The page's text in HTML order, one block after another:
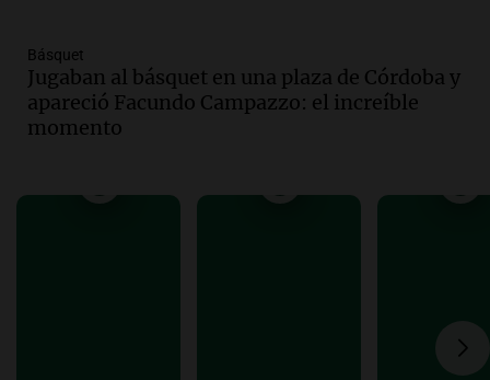
Audio. Carolina Losada: "Faltó que el
oficialismo la explique mejor" sobre la
ley de propiedad privada
Informados al regreso
Audio.Debate en el Senado y protesta
Manifestación en Rosario contra
la ley de Propiedad Privada debatida en
Básquet
Jugaban al básquet en una plaza de Córdoba y
apareció Facundo Campazzo: el increíble
momento